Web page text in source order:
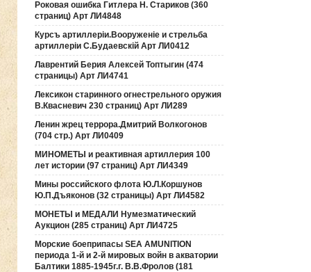
Роковая ошибка Гитлера Н. Стариков (360
страниц) Арт ЛИ4848
Курсъ артиллерiи.Вооруженiе и стрельба
артиллерiи С.Будаевскiй Арт ЛИ0412
Лаврентий Берия Алексей Топтыгин (474
страницы) Арт ЛИ4741
Лексикон старинного огнестрельного оружия
В.Квасневич 230 страниц) Арт ЛИ289
Ленин жрец террора.Дмитрий Волкогонов
(704 стр.) Арт ЛИ0409
МИНОМЕТЫ и реактивная артиллерия 100
лет истории (97 страниц) Арт ЛИ4349
Мины российского флота Ю.Л.Коршунов
Ю.П.Дъяконов (32 страницы) Арт ЛИ4582
МОНЕТЫ и МЕДАЛИ Нумезматический
Аукцион (285 страниц) Арт ЛИ4725
Морские боеприпасы SEA AMUNITION
периода 1-й и 2-й мировых войн в акватории
Балтики 1885-1945г.г. В.В.Фролов (181